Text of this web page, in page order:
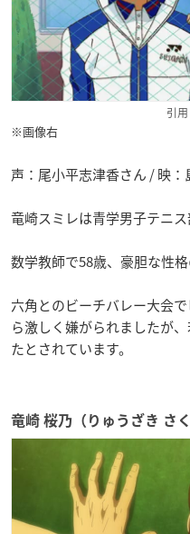
引用
※画像右
声：尾小平志津香さん / 映：
竜崎スミレは青学男子テニ
数学教師で58歳、豪胆な性格
六角とのビーチバレー大会
ら激しく嫌がられましたが
たとされています。
竜崎 桜乃（りゅうざき さく